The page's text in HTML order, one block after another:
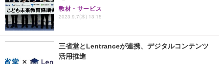
教材・サービス
2023.9.7(木) 13:15
三省堂とLentranceが連携、デジタルコンテンツ
活用推進